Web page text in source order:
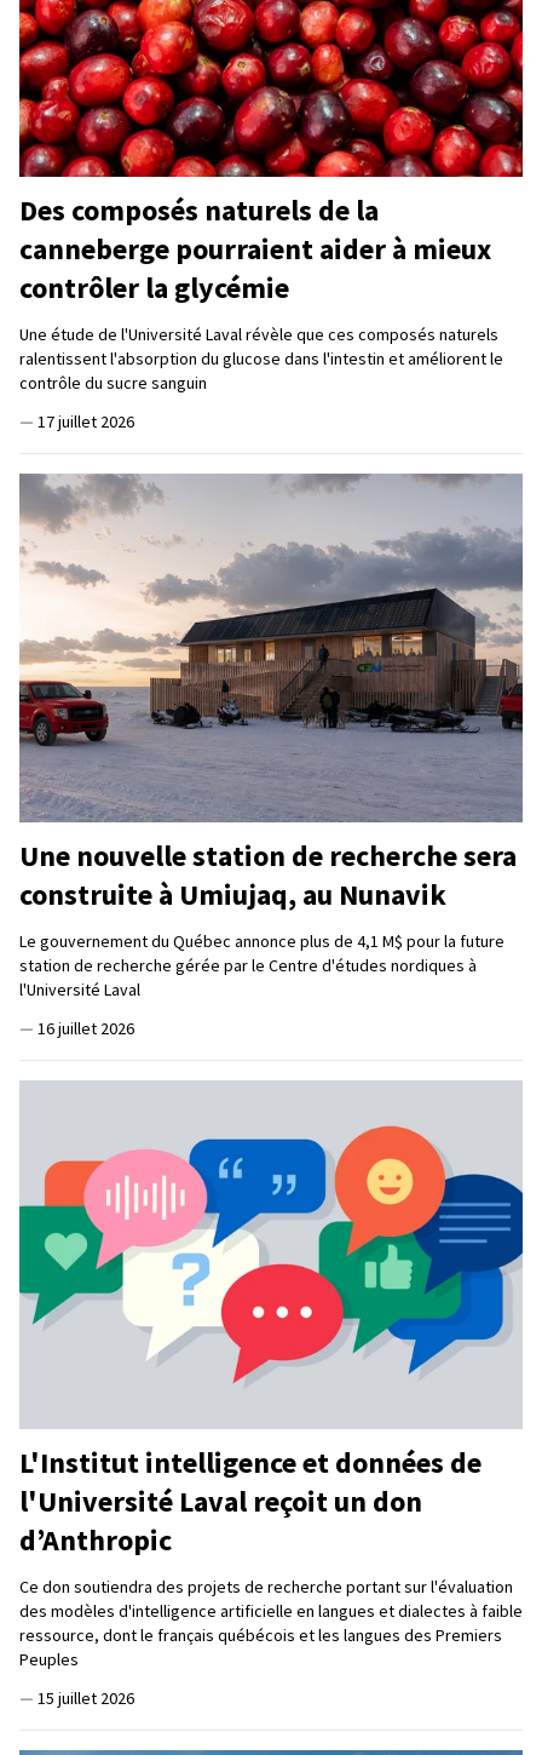
Des composés naturels de la
canneberge pourraient aider à mieux
contrôler la glycémie
Une étude de l'Université Laval révèle que ces composés naturels
ralentissent l'absorption du glucose dans l'intestin et améliorent le
contrôle du sucre sanguin
— 17 juillet 2026
Une nouvelle station de recherche sera
construite à Umiujaq, au Nunavik
Le gouvernement du Québec annonce plus de 4,1 M$ pour la future
station de recherche gérée par le Centre d'études nordiques à
l'Université Laval
— 16 juillet 2026
L'Institut intelligence et données de
l'Université Laval reçoit un don
d’Anthropic
Ce don soutiendra des projets de recherche portant sur l'évaluation
des modèles d'intelligence artificielle en langues et dialectes à faible
ressource, dont le français québécois et les langues des Premiers
Peuples
— 15 juillet 2026